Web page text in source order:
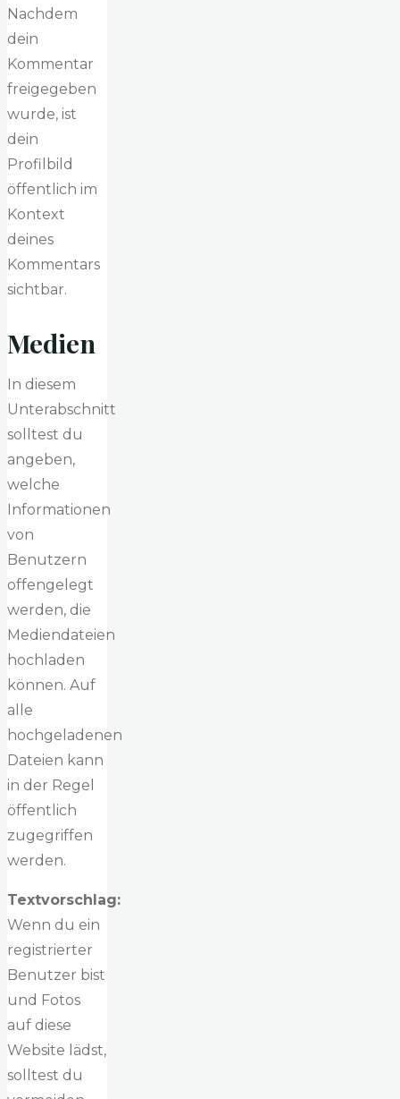
Nachdem
dein
Kommentar
freigegeben
wurde, ist
dein
Profilbild
öffentlich im
Kontext
deines
Kommentars
sichtbar.
Medien
In diesem
Unterabschnitt
solltest du
angeben,
welche
Informationen
von
Benutzern
offengelegt
werden, die
Mediendateien
hochladen
können. Auf
alle
hochgeladenen
Dateien kann
in der Regel
öffentlich
zugegriffen
werden.
Textvorschlag:
Wenn du ein
registrierter
Benutzer bist
und Fotos
auf diese
Website lädst,
solltest du